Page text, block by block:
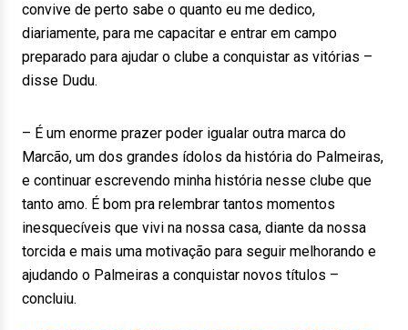
convive de perto sabe o quanto eu me dedico,
diariamente, para me capacitar e entrar em campo
preparado para ajudar o clube a conquistar as vitórias –
disse Dudu.
– É um enorme prazer poder igualar outra marca do
Marcão, um dos grandes ídolos da história do Palmeiras,
e continuar escrevendo minha história nesse clube que
tanto amo. É bom pra relembrar tantos momentos
inesquecíveis que vivi na nossa casa, diante da nossa
torcida e mais uma motivação para seguir melhorando e
ajudando o Palmeiras a conquistar novos títulos –
concluiu.